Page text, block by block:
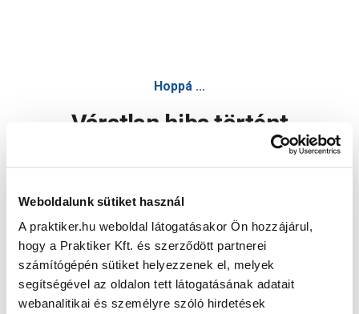
Weboldalunk sütiket használ
A praktiker.hu weboldal látogatásakor Ön hozzájárul,
hogy a Praktiker Kft. és szerződött partnerei
számítógépén sütiket helyezzenek el, melyek
segítségével az oldalon tett látogatásának adatait
webanalitikai és személyre szóló hirdetések
Hoppá ...
Váratlan hiba történt
Oldal újratöltése